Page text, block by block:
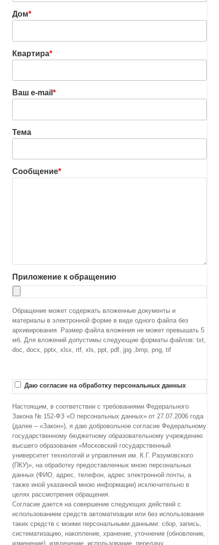
Дом*
Квартира*
Ваш e-mail *
Тема
Сообщение*
Приложение к обращению
Обращение может содержать вложенные документы и
материалы в электронной форме в виде одного файла без
архивирования. Размер файла вложения не может превышать 5
мб. Для вложений допустимы следующие форматы файлов: txt,
doc, docx, pptx, xlsx, rtf, xls, ppt, pdf, jpg ,bmp, png, tif
Даю согласие на обработку персональных данных
Настоящим, в соответствии с требованиями Федерального
Закона № 152-ФЗ «О персональных данных» от 27.07.2006 года
(далее – «Закон»), я даю добровольное согласие Федеральному
государственному бюджетному образовательному учреждению
высшего образования «Московский государственный
университет технологий и управления им. К.Г. Разумовского
(ПКУ)», на обработку предоставленных мною персональных
данных (ФИО, адрес, телефон, адрес электронной почты, а
также иной указанной мною информации) исключительно в
целях рассмотрения обращения.
Согласие дается на совершение следующих действий с
использованием средств автоматизации или без использования
таких средств с моими персональными данными: сбор, запись,
систематизацию, накопление, хранение, уточнение (обновление,
изменение), извлечение, использование, передачу,